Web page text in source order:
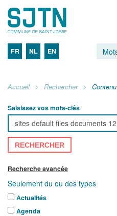
FR NL EN
Accueil Rechercher Contenu
Saisissez vos mots-clés
RECHERCHER
Recherche avancée
Seulement du ou des types
Actualités
Agenda